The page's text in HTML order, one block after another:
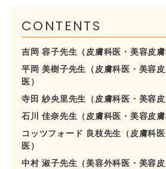
CONTENTS
吉岡 容子先生（皮膚科医・美容皮膚
平岡 美樹子先生（皮膚科医・美容
医）
寺田 紗央里先生（皮膚科医・美容皮
石川 佳奈先生（皮膚科医・美容皮膚
コッツフォード 良枝先生（皮膚科
医）
中村 淑子先生（美容外科医・美容皮